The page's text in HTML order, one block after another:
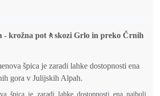
- krožna pot🚶skozi Grlo in preko Črnih
špica je zaradi lahke dostopnosti ena najbolj